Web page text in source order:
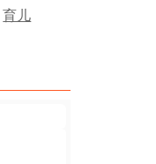
育儿